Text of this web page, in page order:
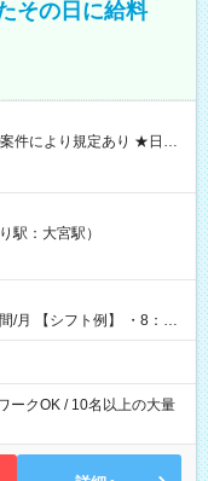
その日に給料
現金GET♪ お仕事後はコ
用期間】試
駅：大宮駅）
8：00
ークOK / 10名以上の大量